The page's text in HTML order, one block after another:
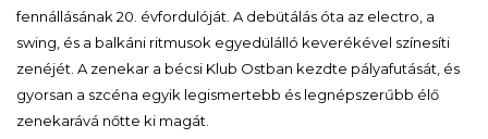
fennállásának 20. évfordulóját. A debütálás óta az electro, a
swing, és a balkáni ritmusok egyedülálló keverékével színesíti
zenéjét. A zenekar a bécsi Klub Ostban kezdte pályafutását, és
gyorsan a szcéna egyik legismertebb és legnépszerűbb élő
zenekarává nőtte ki magát.